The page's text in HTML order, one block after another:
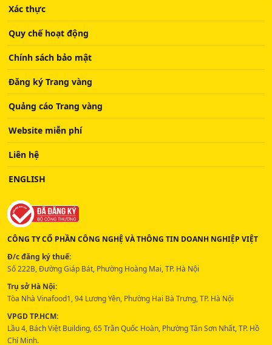
Xác thực
Quy chế hoạt động
Chính sách bảo mật
Đăng ký Trang vàng
Quảng cáo Trang vàng
Website miễn phí
Liên hệ
ENGLISH
CÔNG TY CỔ PHẦN CÔNG NGHỆ VÀ THÔNG TIN DOANH NGHIỆP VIỆT
Đ/c đăng ký thuế:
Số 222B, Đường Giáp Bát, Phường Hoàng Mai, TP. Hà Nội
Trụ sở Hà Nội:
Tòa Nhà Vinafood1, 94 Lương Yên, Phường Hai Bà Trưng, TP. Hà Nội
VPGD TP.HCM:
Lầu 4, Bách Việt Building, 65 Trần Quốc Hoàn, Phường Tân Sơn Nhất, TP. Hồ
Chí Minh.